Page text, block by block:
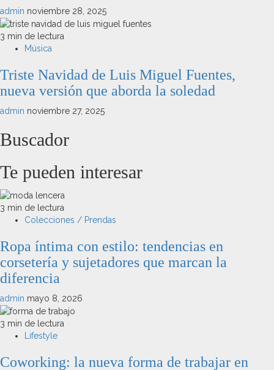
admin noviembre 28, 2025
3 min de lectura
Música
Triste Navidad de Luis Miguel Fuentes,
nueva versión que aborda la soledad
admin noviembre 27, 2025
Buscador
Te pueden interesar
3 min de lectura
Colecciones / Prendas
Ropa íntima con estilo: tendencias en
corsetería y sujetadores que marcan la
diferencia
admin mayo 8, 2026
3 min de lectura
Lifestyle
Coworking: la nueva forma de trabajar en